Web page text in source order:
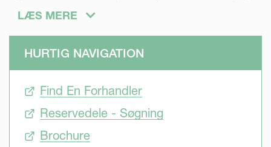
de rigtige handlinger på det rigtige tidspunkt.
krav fra din afgrøde. At øge produktiviteten og udbyttet
kræver mere præcision i landbruget. Du står over for
vejrforhold, der kan ændre sig fra time til time. Detaljer i
LÆS MERE
HURTIG NAVIGATION
Find En Forhandler
Reservedele - Søgning
Brochure